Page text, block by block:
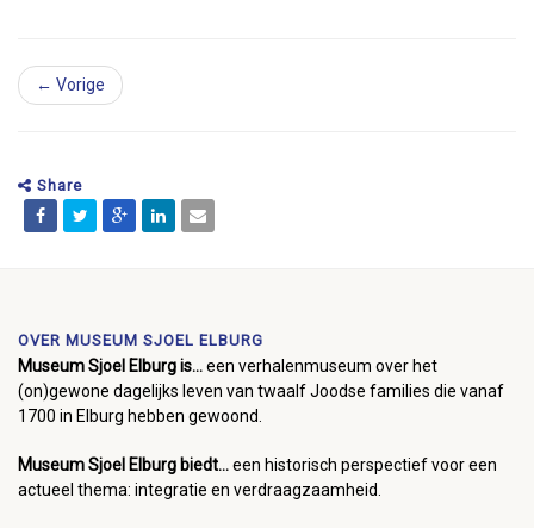
← Vorige
Share
OVER MUSEUM SJOEL ELBURG
Museum Sjoel Elburg is...een verhalenmuseum over het
(on)gewone dagelijks leven van twaalf Joodse families die vanaf
1700 in Elburg hebben gewoond.
Museum Sjoel Elburg biedt...een historisch perspectief voor een
actueel thema: integratie en verdraagzaamheid.